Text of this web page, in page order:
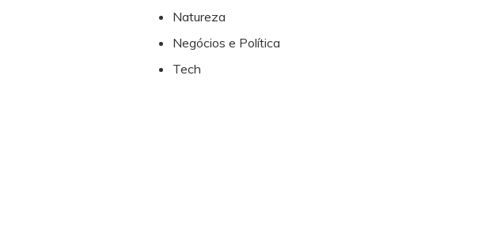
Natureza
Negócios e Política
Tech